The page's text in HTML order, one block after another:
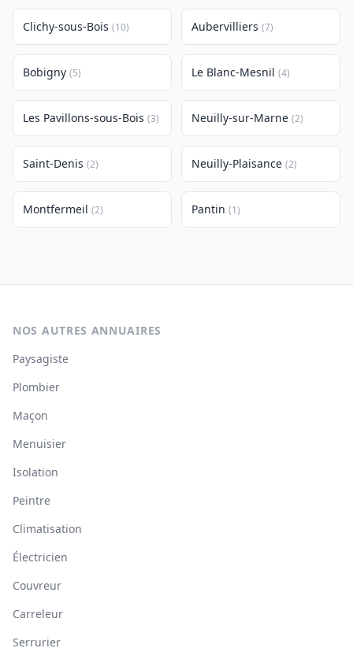
Clichy-sous-Bois (10) Aubervilliers (7)
Bobigny (5) Le Blanc-Mesnil (4)
Les Pavillons-sous-Bois (3) Neuilly-sur-Marne (2)
Saint-Denis (2) Neuilly-Plaisance (2)
Montfermeil (2) Pantin (1)
NOS AUTRES ANNUAIRES
Paysagiste
Plombier
Maçon
Menuisier
Isolation
Peintre
Climatisation
Électricien
Couvreur
Carreleur
Serrurier